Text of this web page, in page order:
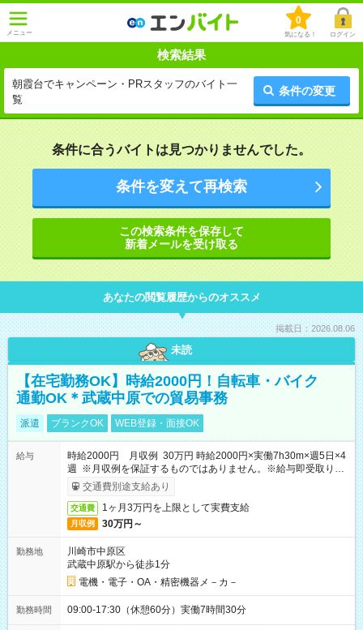
メニュー
0
気になる！ ログイン
検索結果
朝霞台でキャンペーン・PRスタッフのバイト一
覧
条件の変更
条件に合うバイトは見つかりませんでした。
条件を変えて再検索
この検索条件を保存して
新着メールを受け取る
あなたの閲覧履歴からのオススメ
掲載日：2026.08.06
未読
【在宅勤務OK】時給2000円！自転車・バイク
通勤OK＊武蔵中原での貿易事務
派遣 ブランクOK WEB登録・面接OK
給与
時給2000円 月収例 30万円 時給2000円×実働7h30m×週5日×4
週 ※月収例を保証するものではありません。※給与即受取りサ
ービス利用可（利用条件有）
交通費別途支給あり
交通費 1ヶ月3万円を上限として実費支給
月収例 30万円～
勤務地
川崎市中原区
武蔵中原駅から徒歩1分
電機・電子・OA・精密機器メ－カ－
勤務時間 09:00-17:30（休憩60分）実働7時間30分